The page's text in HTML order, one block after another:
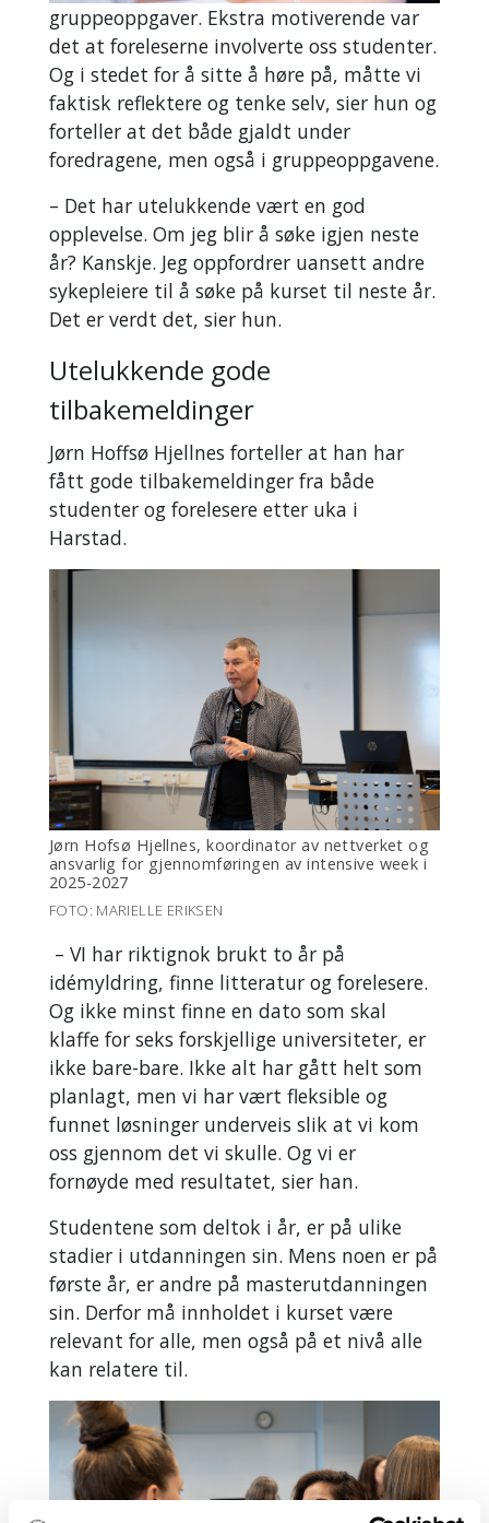
gruppeoppgaver. Ekstra motiverende var
det at foreleserne involverte oss studenter.
Og i stedet for å sitte å høre på, måtte vi
faktisk reflektere og tenke selv, sier hun og
forteller at det både gjaldt under
foredragene, men også i gruppeoppgavene.
– Det har utelukkende vært en god
opplevelse. Om jeg blir å søke igjen neste
år? Kanskje. Jeg oppfordrer uansett andre
sykepleiere til å søke på kurset til neste år.
Det er verdt det, sier hun.
Utelukkende gode
tilbakemeldinger
Jørn Hoffsø Hjellnes forteller at han har
fått gode tilbakemeldinger fra både
studenter og forelesere etter uka i
Harstad.
Jørn Hofsø Hjellnes, koordinator av nettverket og
ansvarlig for gjennomføringen av intensive week i
2025-2027
FOTO: MARIELLE ERIKSEN
– VI har riktignok brukt to år på
idémyldring, finne litteratur og forelesere.
Og ikke minst finne en dato som skal
klaffe for seks forskjellige universiteter, er
ikke bare-bare. Ikke alt har gått helt som
planlagt, men vi har vært fleksible og
funnet løsninger underveis slik at vi kom
oss gjennom det vi skulle. Og vi er
fornøyde med resultatet, sier han.
Studentene som deltok i år, er på ulike
stadier i utdanningen sin. Mens noen er på
første år, er andre på masterutdanningen
sin. Derfor må innholdet i kurset være
relevant for alle, men også på et nivå alle
kan relatere til.